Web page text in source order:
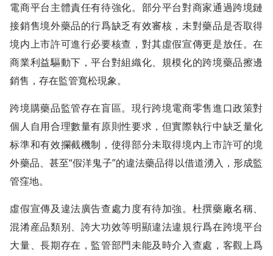
電商平台主體責任有待強化。部分平台對商家通過跨境鏈
接銷售境外藥品的行爲缺乏有效審核，未對藥品是否取得
境内上市許可進行必要核查，對其虛假宣傳更是放任。在
商業利益驅動下，平台對組織化、規模化的跨境藥品擦邊
銷售，存在監管寬松現象。
跨境購藥品監管存在盲區。現行跨境電商零售進口政策對
個人自用合理數量有原則性要求，但實際執行中缺乏量化
标準和有效攔截機制，使得部分未取得境内上市許可的境
外藥品、甚至“假洋鬼子”的違法藥品得以借道湧入，形成監
管窪地。
虛假宣傳及違法廣告查處力度有待加強。杜撰藥廠名稱、
混淆産品類别、誇大功效等明顯違法違規行爲在跨境平台
大量、長期存在，監管部門未能及時介入查處，客觀上爲